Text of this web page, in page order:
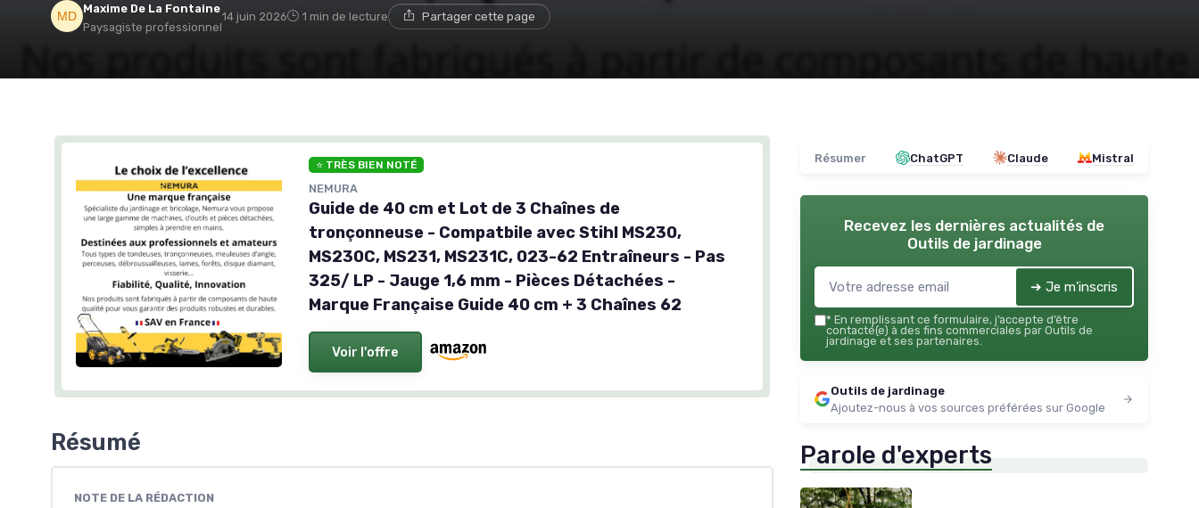
Maxime De La Fontaine
Paysagiste professionnel
14 juin 2026 1 min de lecture Partager cette page
⭐ TRÈS BIEN NOTÉ
NEMURA
Guide de 40 cm et Lot de 3 Chaînes de
tronçonneuse - Compatbile avec Stihl MS230,
MS230C, MS231, MS231C, 023-62 Entraîneurs - Pas
325/ LP - Jauge 1,6 mm - Pièces Détachées -
Marque Française Guide 40 cm + 3 Chaînes 62
Voir l'offre
Résumé
NOTE DE LA RÉDACTION
Résumer ChatGPT Claude Mistral
Recevez les dernières actualités de
Outils de jardinage
➔ Je m'inscris
* En remplissant ce formulaire, j’accepte d’être
contacté(e) à des fins commerciales par Outils de
jardinage et ses partenaires.
Outils de jardinage
Ajoutez-nous à vos sources préférées sur Google
Parole d'experts